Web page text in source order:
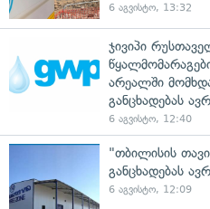
6 აგვისტო, 13:32
ჯივიპი
არეალში
განცხადებას
6 აგვისტო, 12:40
"თბილისის
განცხადებას
6 აგვისტო, 12:09